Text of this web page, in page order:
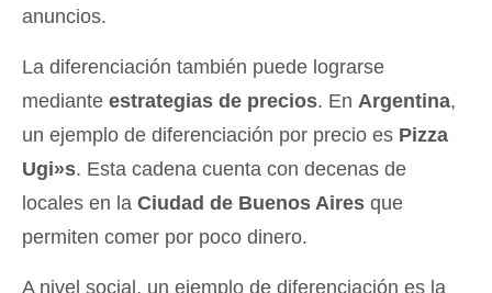
anuncios.
La diferenciación también puede lograrse
mediante estrategias de precios. En Argentina,
un ejemplo de diferenciación por precio es Pizza
Ugi»s. Esta cadena cuenta con decenas de
locales en la Ciudad de Buenos Aires que
permiten comer por poco dinero.
A nivel social, un ejemplo de diferenciación es la